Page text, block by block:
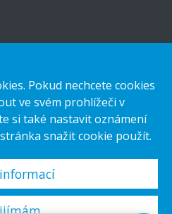
údajů
AB. All rights reserved.
Pokud nechcete cookies
ve svém prohlížeči v
si také nastavit oznámení
snažit cookie použít.